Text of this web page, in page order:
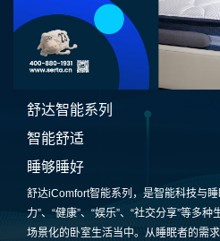
舒达智能系列
智能舒适
睡够睡好
舒达iComfort智能系列，是智能科技与
力”、“健康”、“娱乐”、“社交分享”等多
场景化的卧室生活当中。从睡眠者的需